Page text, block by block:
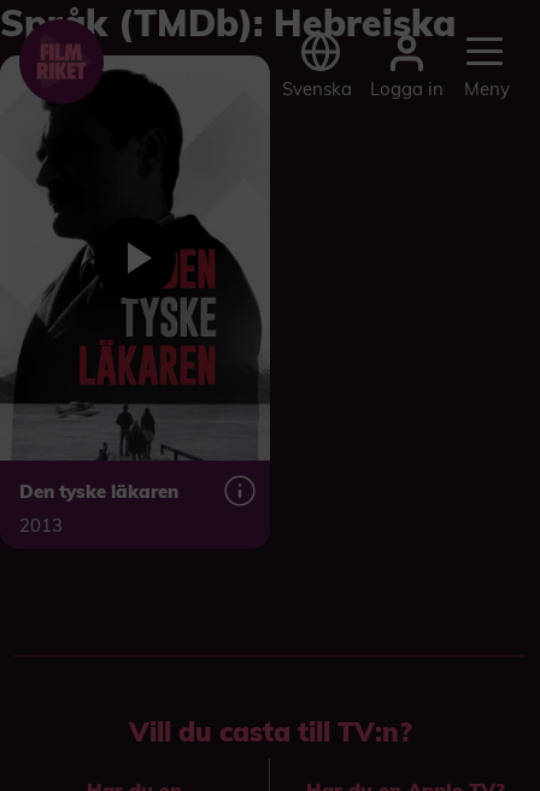
Svenska Logga in Meny
Språk (TMDb): Hebreiska
Den tyske läkaren
2013
Vill du casta till TV:n?